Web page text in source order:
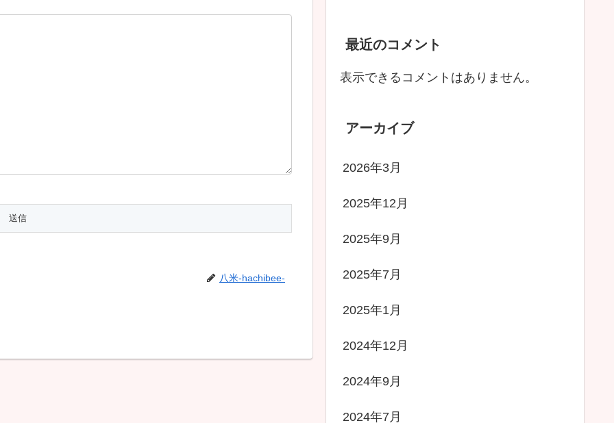
八米-hachibee-
最近のコメント
表示できるコメントはありません。
アーカイブ
2026年3月
2025年12月
2025年9月
2025年7月
2025年1月
2024年12月
2024年9月
2024年7月